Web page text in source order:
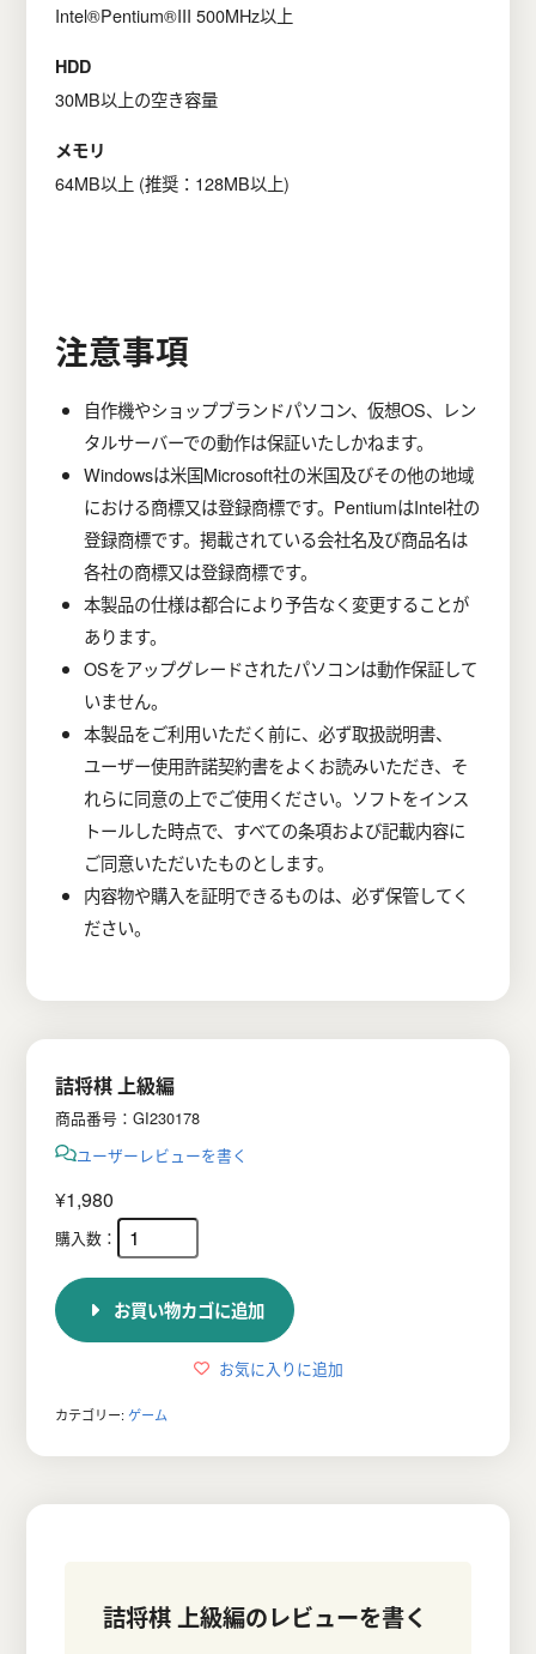
Intel®Pentium®III 500MHz以上
HDD
30MB以上の空き容量
メモリ
64MB以上 (推奨：128MB以上)
注意事項
自作機やショップブランドパソコン、仮想OS、レン
タルサーバーでの動作は保証いたしかねます。
Windowsは米国Microsoft社の米国及びその他の地域
における商標又は登録商標です。PentiumはIntel社の
登録商標です。掲載されている会社名及び商品名は
各社の商標又は登録商標です。
本製品の仕様は都合により予告なく変更することが
あります。
OSをアップグレードされたパソコンは動作保証して
いません。
本製品をご利用いただく前に、必ず取扱説明書、
ユーザー使用許諾契約書をよくお読みいただき、そ
れらに同意の上でご使用ください。ソフトをインス
トールした時点で、すべての条項および記載内容に
ご同意いただいたものとします。
内容物や購入を証明できるものは、必ず保管してく
ださい。
詰将棋 上級編
商品番号：GI230178
ユーザーレビューを書く
¥1,980
お買い物カゴに追加
お気に入りに追加
カテゴリー: ゲーム
詰将棋 上級編のレビューを書く